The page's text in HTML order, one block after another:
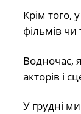
Крім того,
фільмів
Водночас,
акторів і
У грудні